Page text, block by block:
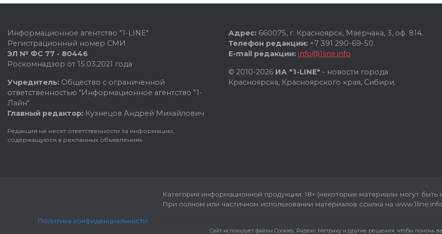
Информационное агентство "1-LINE"
Регистрационный номер СМИ
ЭЛ № ФС 77 - 80446
Роскомнадзор от 15.03.2021 года
Учредитель: Общество с ограниченной
ответственностью "Информационное агентство "1-
Лайн"
Главный редактор: Кузнецов Андрей Михайлович
Редакция не несет ответственности за информацию,
содержащуюся в рекламных объявлениях.
Адрес: 660075, г. Красноярск, Маерчака, 3, оф. 814.
Телефон редакции: +7 391 290-69-50.
E-mail редакции: info@1line.info
© 2010-2026 ИА "1-LINE" - новости города
Красноярска, Красноярского края, Сибири.
Политика конфиденциальности
Категория информационной продукции: 18+ (некоторые материалы могут быть
При полном или частичном использовании материалов ссылка на
Cайт использует файлы Cookies, Яндекс Метрику и другие решения, чтобы помочь